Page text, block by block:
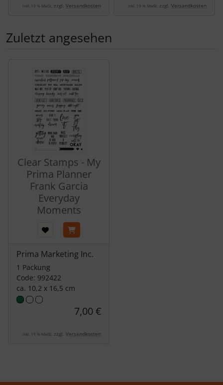
inkl. 19 % MwSt. zzgl. Versandkosten inkl. 19 % MwSt. zzgl. Versandkosten
Zuletzt angesehen
Clear Stamps - My
Prima Planner
Frank Garcia
Everyday
Moments
Prima Marketing Inc.
1 Packung
Code: 992422
ca. 10,2 x 16,5 cm
7,00 €
inkl. 19 % MwSt. zzgl. Versandkosten